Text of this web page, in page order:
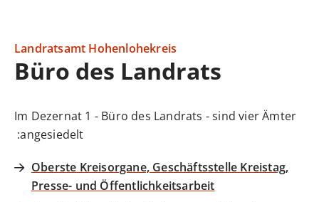
Landratsamt Hohenlohekreis
Büro des Landrats
Im Dezernat 1 - Büro des Landrats - sind vier Ämter
angesiedelt:
Oberste Kreisorgane, Geschäftsstelle Kreistag,
Presse- und Öffentlichkeitsarbeit